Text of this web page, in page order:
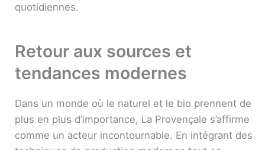
quotidiennes.
Retour aux sources et
tendances modernes
Dans un monde où le naturel et le bio prennent de
plus en plus d’importance, La Provençale s’affirme
comme un acteur incontournable. En intégrant des